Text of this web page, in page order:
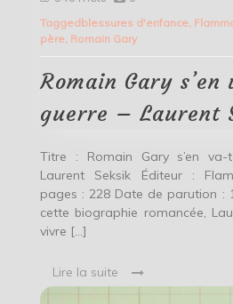
Taggedblessures d'enfance,
père, Romain Gary
Romain Gary
guerre – Laurent
Titre : Romain Gary s’en
Laurent Seksik Éditeur :
pages : 228 Date de parution :
cette biographie romancée,
vivre […]
Lire la suite